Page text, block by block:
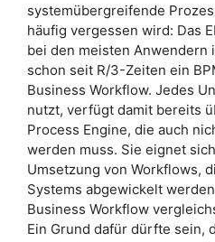
systemübergreifende
häufig vergessen wird: Das
bei den meisten Anwendern
schon seit R/3-Zeiten ein
Business Workflow. Jedes
nutzt, verfügt damit bereits
Process Engine, die auch
werden muss. Sie eignet
Umsetzung von Workflows,
Systems abgewickelt
Business Workflow
Ein Grund dafür dürfte sein,